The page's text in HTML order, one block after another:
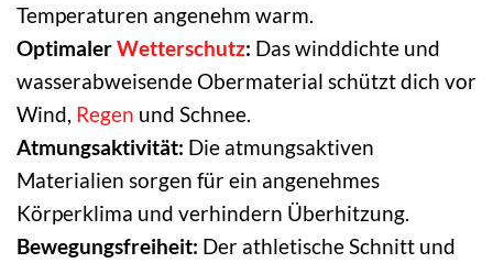
Temperaturen angenehm warm.
OptimalerWetterschutz: Das winddichte und
wasserabweisende Obermaterial schützt dich vor
Wind, Regen und Schnee.
Atmungsaktivität: Die atmungsaktiven
Materialien sorgen für ein angenehmes
Körperklima und verhindern Überhitzung.
Bewegungsfreiheit: Der athletische Schnitt und